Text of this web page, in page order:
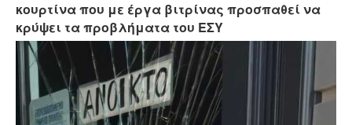
κουρτίνα που με έργα βιτρίνας προσπαθεί να
κρύψει τα προβλήματα του ΕΣΥ